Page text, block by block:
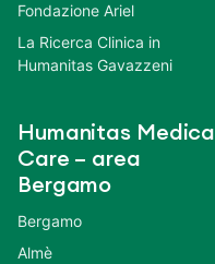
Fondazione Ariel
La Ricerca Clinica in
Humanitas Gavazzeni
Humanitas Medical
Care – area
Bergamo
Bergamo
Almè